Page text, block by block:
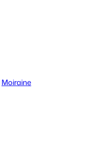
Moiraine